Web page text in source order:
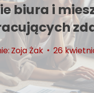
biura i
Zoja Żak 26